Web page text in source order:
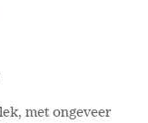
met ongeveer